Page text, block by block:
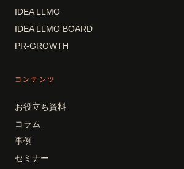
IDEA LLMO
IDEA LLMO BOARD
PR-GROWTH
コンテンツ
お役立ち資料
コラム
事例
セミナー